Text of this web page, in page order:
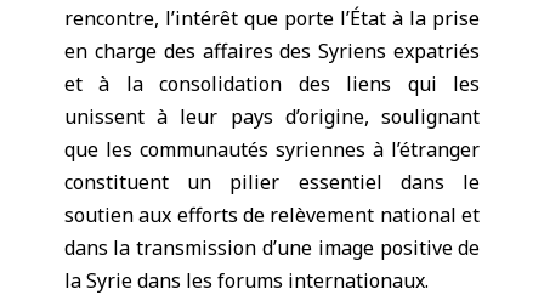
rencontre, l’intérêt que porte l’État à la prise
en charge des affaires des Syriens expatriés
et à la consolidation des liens qui les
unissent à leur pays d’origine, soulignant
que les communautés syriennes à l’étranger
constituent un pilier essentiel dans le
soutien aux efforts de relèvement national et
dans la transmission d’une image positive de
la Syrie dans les forums internationaux.